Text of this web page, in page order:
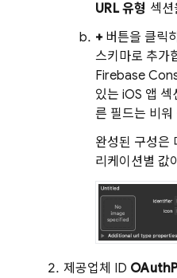
URL 유형 섹
+버튼을 클릭
스키마로 추가
Firebase
있는 iOS 앱
른 필드는 비워
완성된 구성은
리케이션별 값
제공업체 ID